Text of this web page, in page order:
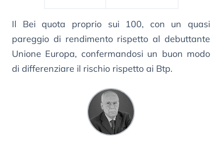
Il Bei quota proprio sui 100, con un quasi
pareggio di rendimento rispetto al debuttante
Unione Europa, confermandosi un buon modo
di differenziare il rischio rispetto ai Btp.